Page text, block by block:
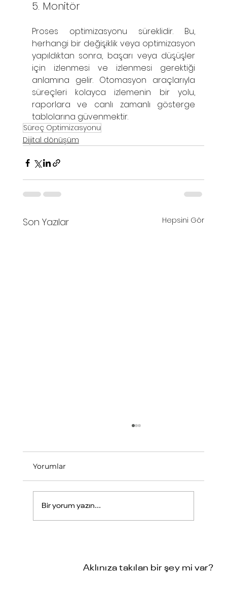
5. Monitör
‍Proses optimizasyonu süreklidir. Bu,
herhangi bir değişiklik veya optimizasyon
yapıldıktan sonra, başarı veya düşüşler
için izlenmesi ve izlenmesi gerektiği
anlamına gelir. Otomasyon araçlarıyla
süreçleri kolayca izlemenin bir yolu,
raporlara ve canlı zamanlı gösterge
tablolarına güvenmektir.
Süreç Optimizasyonu
Dijital dönüşüm
Son Yazılar Hepsini Gör
Yorumlar
Bir yorum yazın...
Aklınıza takılan bir şey mi var?